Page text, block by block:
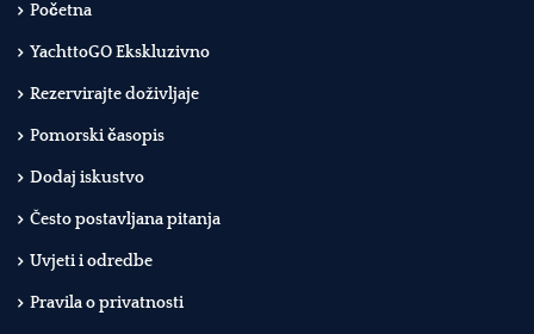
Početna
YachttoGO Ekskluzivno
Rezervirajte doživljaje
Pomorski časopis
Dodaj iskustvo
Često postavljana pitanja
Uvjeti i odredbe
Pravila o privatnosti